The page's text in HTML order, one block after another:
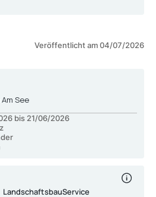
Veröffentlicht am 04/07/2026
See
bis 21/06/2026
Landschaftsbau Service